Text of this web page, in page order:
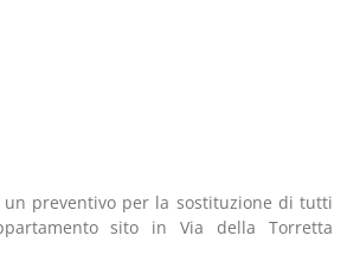
preventivo per la sostituzione di tutti
sito in Via della Torretta